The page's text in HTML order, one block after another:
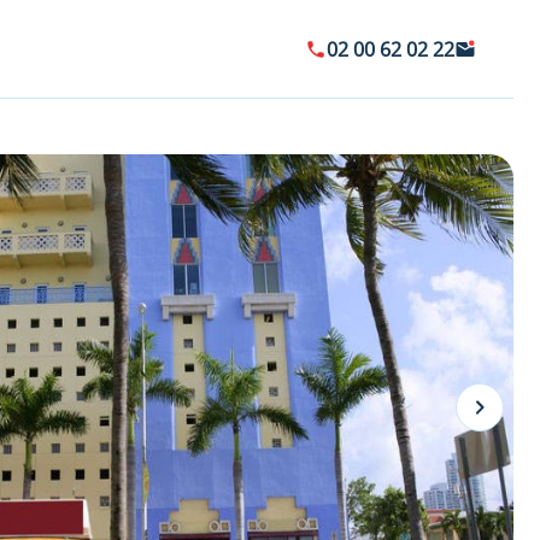
02 00 62 02 22